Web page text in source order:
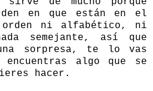
en que están en el
ni alfabético, ni
semejante, así que
sorpresa, te lo vas
encuentras algo que se
hacer.